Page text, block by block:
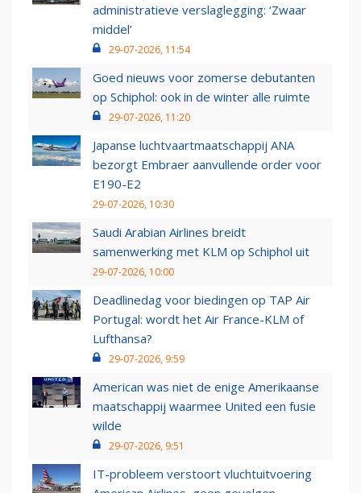
administratieve verslaglegging: ‘Zwaar
middel’
29-07-2026, 11:54
Goed nieuws voor zomerse debutanten
op Schiphol: ook in de winter alle ruimte
29-07-2026, 11:20
Japanse luchtvaartmaatschappij ANA
bezorgt Embraer aanvullende order voor
E190-E2
29-07-2026, 10:30
Saudi Arabian Airlines breidt
samenwerking met KLM op Schiphol uit
29-07-2026, 10:00
Deadlinedag voor biedingen op TAP Air
Portugal: wordt het Air France-KLM of
Lufthansa?
29-07-2026, 9:59
American was niet de enige Amerikaanse
maatschappij waarmee United een fusie
wilde
29-07-2026, 9:51
IT-probleem verstoort vluchtuitvoering